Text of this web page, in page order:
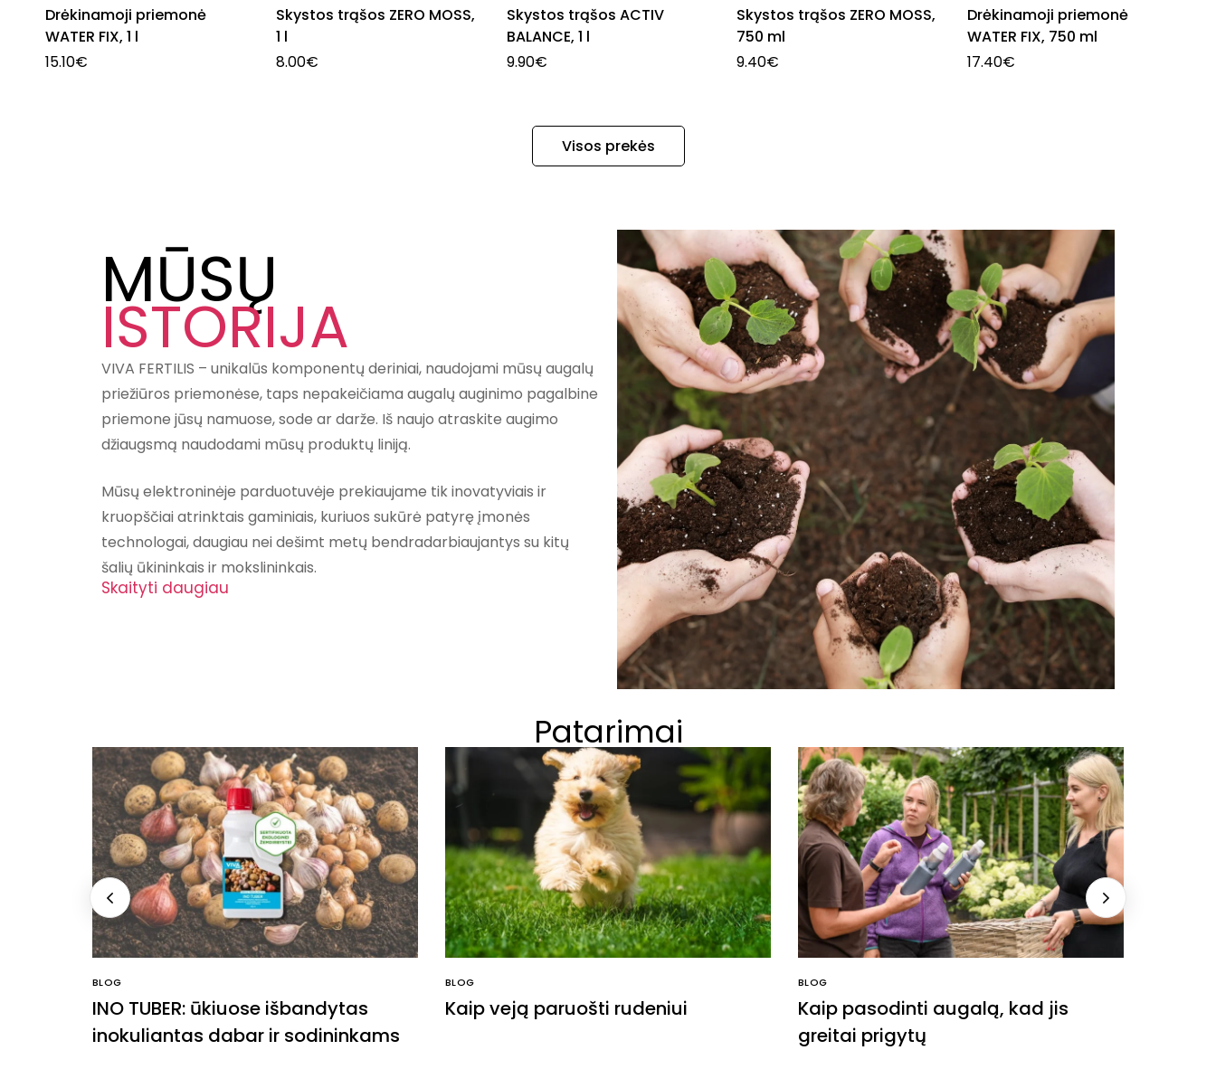
Drėkinamoji priemonė
WATER FIX, 1 l
15.10€
Skystos trąšos ZERO MOSS,
1 l
8.00€
Skystos trąšos ACTIV
BALANCE, 1 l
9.90€
Skystos trąšos ZERO MOSS,
750 ml
9.40€
Drėkinamoji priemonė
WATER FIX, 750 ml
17.40€
Visos prekės
MŪSŲ
ISTORIJA
VIVA FERTILIS – unikalūs komponentų deriniai, naudojami mūsų augalų
priežiūros priemonėse, taps nepakeičiama augalų auginimo pagalbine
priemone jūsų namuose, sode ar darže. Iš naujo atraskite augimo
džiaugsmą naudodami mūsų produktų liniją.
Mūsų elektroninėje parduotuvėje prekiaujame tik inovatyviais ir
kruopščiai atrinktais gaminiais, kuriuos sukūrė patyrę įmonės
technologai, daugiau nei dešimt metų bendradarbiaujantys su kitų
šalių ūkininkais ir mokslininkais.
Skaityti daugiau
Patarimai
BLOG
INO TUBER: ūkiuose išbandytas
inokuliantas dabar ir sodininkams
BLOG
Kaip veją paruošti rudeniui
BLOG
Kaip pasodinti augalą, kad jis
greitai prigytų